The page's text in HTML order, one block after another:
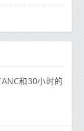
和30小时的